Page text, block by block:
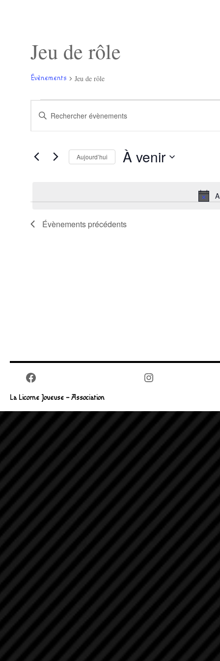
Jeu de rôle
Évènements Jeu de rôle
Évènements
Recherche
navigation
de
Évènements
Saisir
mot-
par
mot-
Aujourd’hui À venir
Évènements précédents
Facebook Instagram
La Licorne Joueuse – Association